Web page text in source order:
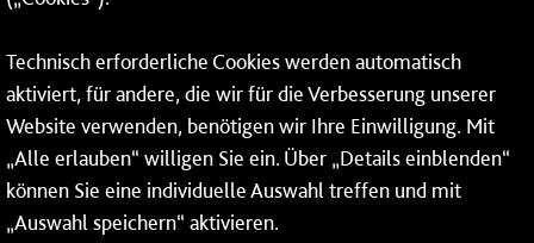
Fax: 06131 – 12 66 66
* Montags bis freitags bis 7 und ab 18 Uhr sowie an
Wochenenden und Feiertagen ganztags werden Ihre
Anrufe je nach Themenauswahl an ein Callcenter des
RMV oder von nextbike weitergeleitet. Dort erhalten Sie
ausschließlich Auskünfte zum Fahrplan bzw. zu
Technisch erforderliche Cookies werden automatisch
aktiviert, für andere, die wir für die Verbesserung unserer
Website verwenden, benötigen wir Ihre Einwilligung. Mit
„Alle erlauben“ willigen Sie ein. Über „Details einblenden“
können Sie eine individuelle Auswahl treffen und mit
„Auswahl speichern“ aktivieren.